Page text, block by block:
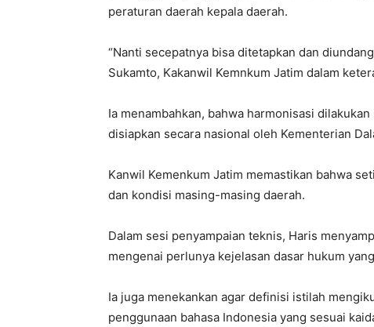
peraturan daerah kepala daerah.
“Nanti secepatnya bisa ditetapkan dan
Sukamto, Kakanwil Kemnkum Jatim dalam
Ia menambahkan, bahwa harmonisasi
disiapkan secara nasional oleh Kementerian
Kanwil Kemenkum Jatim memastikan bahwa
dan kondisi masing-masing daerah.
Dalam sesi penyampaian teknis, Haris
mengenai perlunya kejelasan dasar hukum
Ia juga menekankan agar definisi istilah
penggunaan bahasa Indonesia yang sesuai